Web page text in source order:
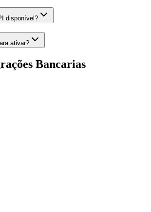
disponível?
ativar?
Bancarias